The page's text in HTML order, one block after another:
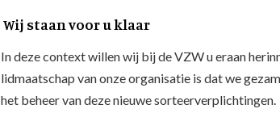
Wij staan voor u klaar
In deze context willen wij bij de VZW u eraan
lidmaatschap van onze organisatie is dat we
het beheer van deze nieuwe sorteerverplichtingen.